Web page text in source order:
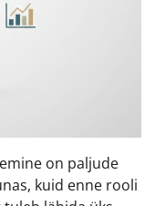
on paljude
kuid enne rooli